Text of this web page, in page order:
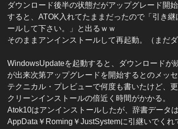
ダウンロード後半の状態だがアップグレード開
すると、ATOK入れてたままだったので「引き継
ールして下さい。」と出るｗｗ
そのままアンインストールして再起動。（まだダ
WindowsUpdateを起動すると、ダウンロードが
が出来次第アップグレードを開始するとのメッセ
テクニカル・プレビューで何度も書いたけど、
クリーンインストールの倍近く時間がかかる。
Atok10はアンインストールしたが、辞書データは
AppData￥Roming￥JustSystemに引継いでくれ